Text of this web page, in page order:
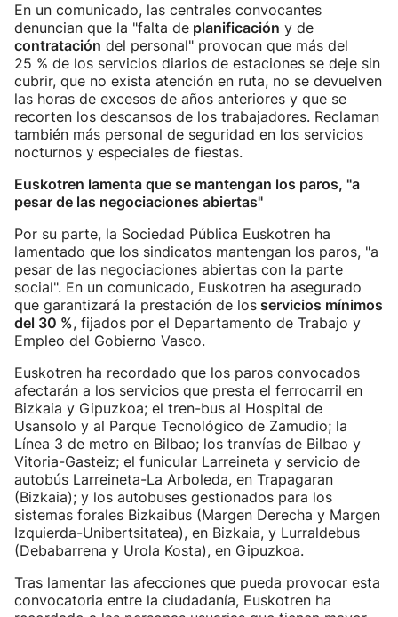
En un comunicado, las centrales convocantes
denuncian que la "falta de planificación y de
contratación del personal" provocan que más del
25 % de los servicios diarios de estaciones se deje sin
cubrir, que no exista atención en ruta, no se devuelven
las horas de excesos de años anteriores y que se
recorten los descansos de los trabajadores. Reclaman
también más personal de seguridad en los servicios
nocturnos y especiales de fiestas.
Euskotren lamenta que se mantengan los paros, "a
pesar de las negociaciones abiertas"
Por su parte, la Sociedad Pública Euskotren ha
lamentado que los sindicatos mantengan los paros, "a
pesar de las negociaciones abiertas con la parte
social". En un comunicado, Euskotren ha asegurado
que garantizará la prestación de los servicios mínimos
del 30 %, fijados por el Departamento de Trabajo y
Empleo del Gobierno Vasco.
Euskotren ha recordado que los paros convocados
afectarán a los servicios que presta el ferrocarril en
Bizkaia y Gipuzkoa; el tren-bus al Hospital de
Usansolo y al Parque Tecnológico de Zamudio; la
Línea 3 de metro en Bilbao; los tranvías de Bilbao y
Vitoria-Gasteiz; el funicular Larreineta y servicio de
autobús Larreineta-La Arboleda, en Trapagaran
(Bizkaia); y los autobuses gestionados para los
sistemas forales Bizkaibus (Margen Derecha y Margen
Izquierda-Unibertsitatea), en Bizkaia, y Lurraldebus
(Debabarrena y Urola Kosta), en Gipuzkoa.
Tras lamentar las afecciones que pueda provocar esta
convocatoria entre la ciudadanía, Euskotren ha